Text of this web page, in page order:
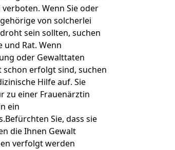
Wenn Sie oder
von solcherlei
sein sollten, suchen
und Rat. Wenn
oder Gewalttaten
schon erfolgt sind, suchen
Hilfe auf. Sie
zu einer Frauenärztin
ein
Sie, dass sie
die Ihnen Gewalt
verfolgt werden